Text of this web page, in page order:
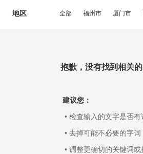
地区 全部 福州市 厦门市
抱歉，没有找到相关
建议您：
• 检查输入的文字是否有
• 去掉可能不必要的字词
• 调整更确切的关键词